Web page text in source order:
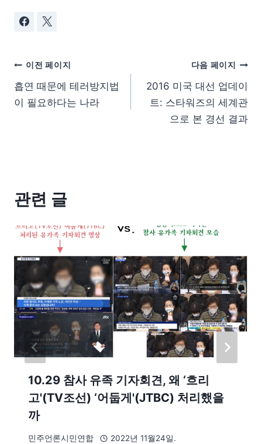
이전 페이지
흡연 때문에 테러방지법
이 필요하다는 나라
다음 페이지
2016 미국 대선 업데이
트: 스타워즈의 세계관
으로 본 경선 결과
관련 글
10.29 참사 유족 기자회견, 왜 ‘흐리
고'(TV조선) ‘어둡게'(JTBC) 처리했을
까
민주언론시민연합 2022년 11월24일.